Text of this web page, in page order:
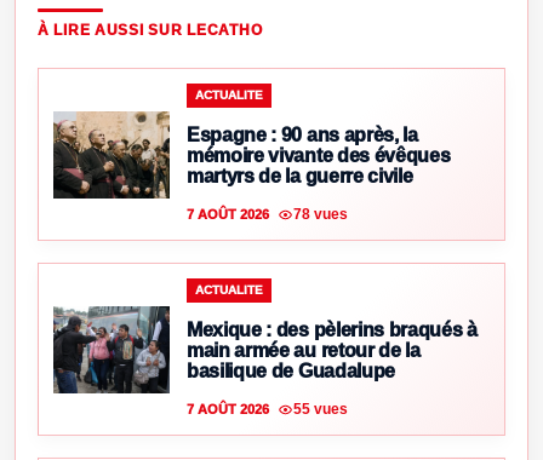
À LIRE AUSSI SUR LECATHO
ACTUALITE
Espagne : 90 ans après, la
mémoire vivante des évêques
martyrs de la guerre civile
7 AOÛT 2026 78 vues
ACTUALITE
Mexique : des pèlerins braqués à
main armée au retour de la
basilique de Guadalupe
7 AOÛT 2026 55 vues